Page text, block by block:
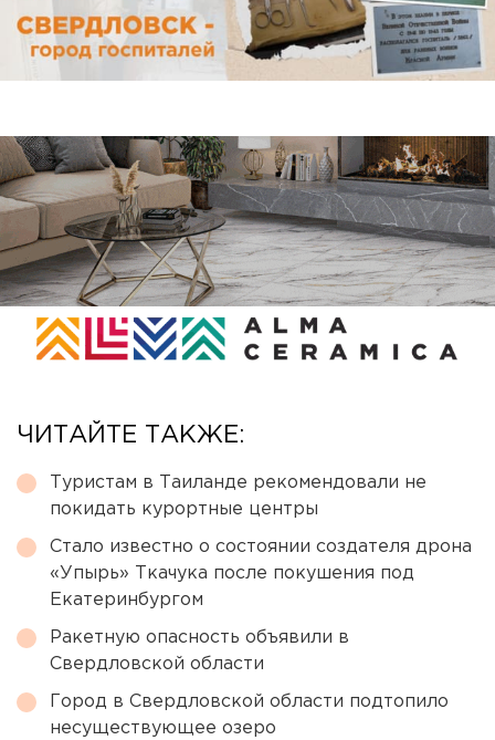
ЧИТАЙТЕ ТАКЖЕ:
Туристам в Таиланде рекомендовали не
покидать курортные центры
Стало известно о состоянии создателя дрона
«Упырь» Ткачука после покушения под
Екатеринбургом
Ракетную опасность объявили в
Свердловской области
Город в Свердловской области подтопило
несуществующее озеро